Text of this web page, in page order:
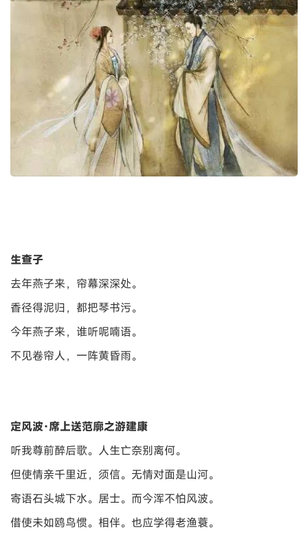
生查子
去年燕子来，帘幕深深处。
香径得泥归，都把琴书污。
今年燕子来，谁听呢喃语。
不见卷帘人，一阵黄昏雨。
定风波·席上送范廓之游建康
听我尊前醉后歌。人生亡奈别离何。
但使情亲千里近，须信。无情对面是山河。
寄语石头城下水。居士。而今浑不怕风波。
借使未如鸥鸟惯。相伴。也应学得老渔蓑。